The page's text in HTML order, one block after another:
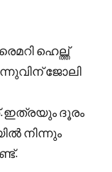
ഹെല്ത്ത്
ജോലി
ദൂരം
നിന്നും